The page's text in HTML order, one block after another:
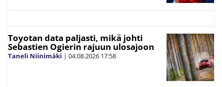
Toyotan data paljasti, mikä johti
Sebastien Ogierin rajuun ulosajoon
Taneli Niinimäki | 04.08.2026 17:58